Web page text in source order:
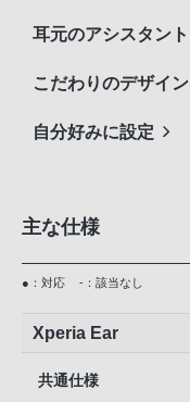
耳元のアシスタント
こだわりのデザイン
自分好みに設定
主な仕様
●：対応 -：該当なし
Xperia Ear
共通仕様